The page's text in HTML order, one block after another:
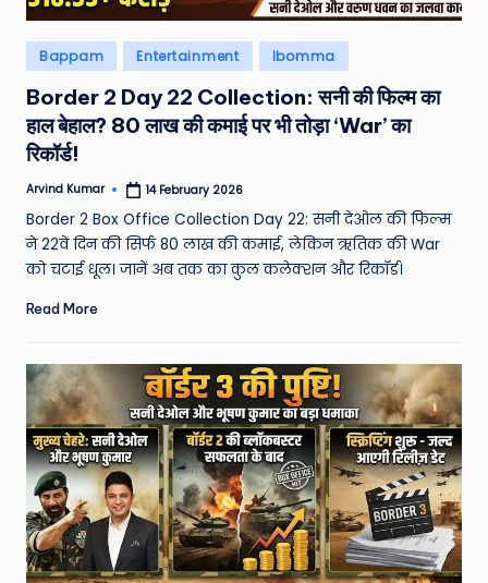
Posted
in
Bappam Entertainment Ibomma
Border 2 Day 22 Collection: सनी की फिल्म का
हाल बेहाल? 80 लाख की कमाई पर भी तोड़ा ‘War’ का
रिकॉर्ड!
Posted
Arvind Kumar 14 February 2026
Border 2 Box Office Collection Day 22: सनी देओल की फिल्म
ने 22वें दिन की सिर्फ 80 लाख की कमाई, लेकिन ऋतिक की War
को चटाई धूल। जानें अब तक का कुल कलेक्शन और रिकॉर्ड।
Read More